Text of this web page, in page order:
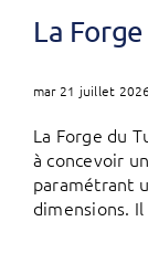
La
mar 21 juillet 2026
La Forge du
à concevoir
paramétrant
dimensions.